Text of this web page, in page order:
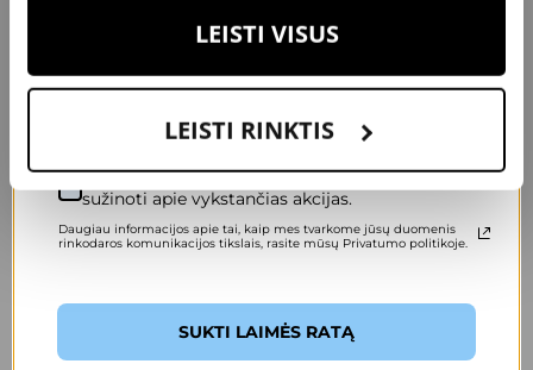
LEISTI VISUS
LEISTI RINKTIS
Narystės
Specialistas atlieka šias
paslaugas
Įveskite savo el. pašto adresą, kad pasuktumėte ratą.
Sutinku gauti specialius pasiūlymus ir pirmas
sužinoti apie vykstančias akcijas.
Daugiau informacijos apie tai, kaip mes tvarkome jūsų duomenis
rinkodaros komunikacijos tikslais, rasite mūsų Privatumo politikoje.
SUKTI LAIMĖS RATĄ